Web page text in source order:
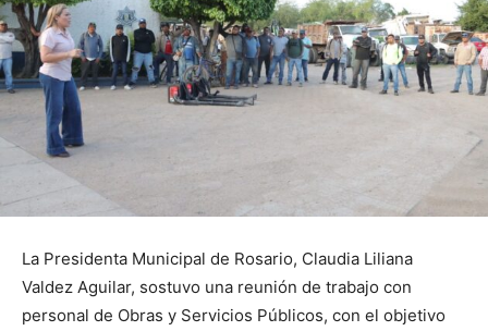
La Presidenta Municipal de Rosario, Claudia Liliana
Valdez Aguilar, sostuvo una reunión de trabajo con
personal de Obras y Servicios Públicos, con el objetivo